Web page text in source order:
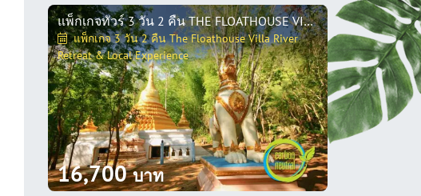
แพ็กเกจทัวร์ 3 วัน 2 คืน THE FLOATHOUSE VILLA RIVER RETREAT
แพ็กเกจ 3 วัน 2 คืน The Floathouse Villa River
Retreat & Local Experience
16,700บาท